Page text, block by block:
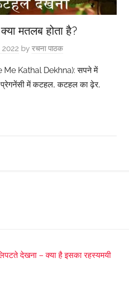
मतलब होता है?
by रचना पाठक
Kathal Dekhna): सपने में
में कटहल, कटहल का ढ़ेर,
देखना – क्या है इसका रहस्यमयी